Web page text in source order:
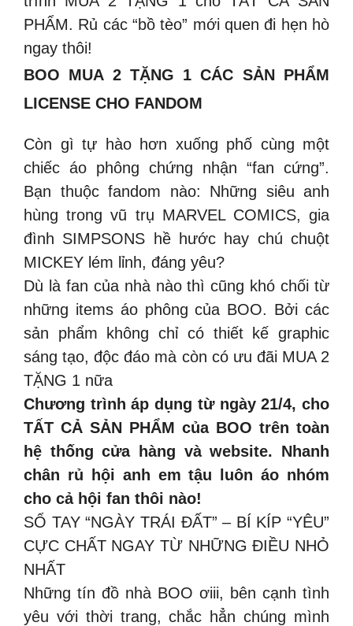
PHẨM. Rủ các “bồ tèo” mới quen đi hẹn hò
ngay thôi!
BOO MUA 2 TẶNG 1 CÁC SẢN PHẨM
LICENSE CHO FANDOM
Còn gì tự hào hơn xuống phố cùng một
chiếc áo phông chứng nhận “fan cứng”.
Bạn thuộc fandom nào: Những siêu anh
hùng trong vũ trụ MARVEL COMICS, gia
đình SIMPSONS hề hước hay chú chuột
MICKEY lém lỉnh, đáng yêu?
Dù là fan của nhà nào thì cũng khó chối từ
những items áo phông của BOO. Bởi các
sản phẩm không chỉ có thiết kế graphic
sáng tạo, độc đáo mà còn có ưu đãi MUA 2
TẶNG 1 nữa
Chương trình áp dụng từ ngày 21/4, cho
TẤT CẢ SẢN PHẨM của BOO trên toàn
hệ thống cửa hàng và website. Nhanh
chân rủ hội anh em tậu luôn áo nhóm
cho cả hội fan thôi nào!
SỔ TAY “NGÀY TRÁI ĐẤT” – BÍ KÍP “YÊU”
CỰC CHẤT NGAY TỪ NHỮNG ĐIỀU NHỎ
NHẤT
Những tín đồ nhà BOO ơiii, bên cạnh tình
yêu với thời trang, chắc hẳn chúng mình